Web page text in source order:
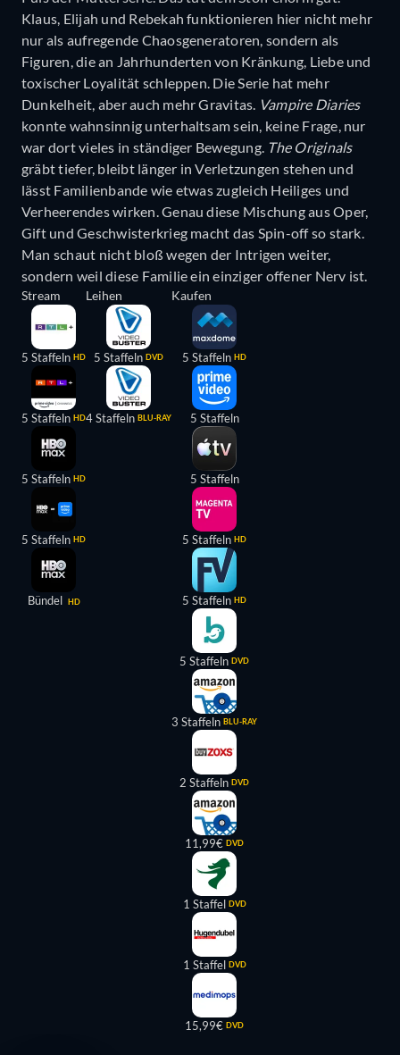
Klaus, Elijah und Rebekah funktionieren hier nicht mehr
nur als aufregende Chaosgeneratoren, sondern als
Figuren, die an Jahrhunderten von Kränkung, Liebe und
toxischer Loyalität schleppen. Die Serie hat mehr
Dunkelheit, aber auch mehr Gravitas. Vampire Diaries
konnte wahnsinnig unterhaltsam sein, keine Frage, nur
war dort vieles in ständiger Bewegung. The Originals
gräbt tiefer, bleibt länger in Verletzungen stehen und
lässt Familienbande wie etwas zugleich Heiliges und
Verheerendes wirken. Genau diese Mischung aus Oper,
Gift und Geschwisterkrieg macht das Spin-off so stark.
Man schaut nicht bloß wegen der Intrigen weiter,
sondern weil diese Familie ein einziger offener Nerv ist.
Stream
5 Staffeln HD
5 Staffeln HD
5 Staffeln HD
5 Staffeln HD
Bündel HD
Leihen
5 Staffeln DVD
4 Staffeln BLU-RAY
Kaufen
5 Staffeln HD
5 Staffeln
5 Staffeln
5 Staffeln HD
5 Staffeln HD
5 Staffeln DVD
3 Staffeln BLU-RAY
2 Staffeln DVD
11,99€ DVD
1 Staffel DVD
1 Staffel DVD
15,99€ DVD